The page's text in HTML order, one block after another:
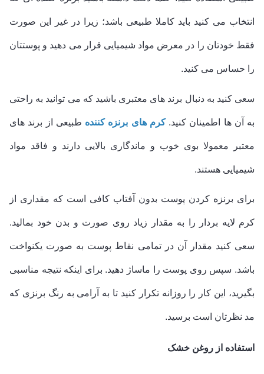
انتخاب می کنید باید کاملا طبیعی باشد؛ زیرا در غیر این صورت
فقط خودتان را در معرض مواد شیمیایی قرار می دهید و پوستتان
را حساس می کنید.
سعی کنید به دنبال برند های معتبری باشید که می توانید به راحتی
به آن ها اطمینان کنید.کرم های برنزه کننده طبیعی از برند های
معتبر معمولا بوی خوب و ماندگاری بالایی دارند و فاقد مواد
شیمیایی هستند.
برای برنزه کردن پوست بدون آفتاب کافی است که مقداری از
کرم لایه بردار را به مقدار زیاد روی صورت و بدن خود بمالید.
سعی کنید مقدار آن در تمامی نقاط پوست به صورت یکنواخت
باشد. سپس روی پوست را ماساژ دهید. برای اینکه نتیجه مناسبی
بگیرید، این کار را روزانه تکرار کنید تا به آرامی به رنگ برنزی که
مد نظرتان است برسید.
استفاده از روغن خشک